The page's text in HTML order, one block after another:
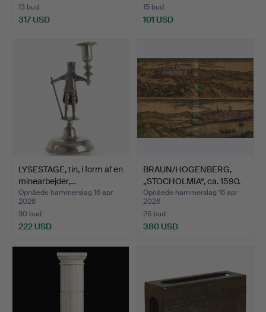
13 bud
317 USD
15 bud
101 USD
LYSESTAGE, tin, i form af en
minearbejder,…
Opnåede hammerslag 16 apr
2026
30 bud
222 USD
BRAUN/HOGENBERG,
„STOCHOLMIA“, ca. 1590.
Opnåede hammerslag 16 apr
2026
26 bud
380 USD